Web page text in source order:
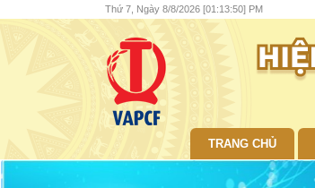
Thứ 7, Ngày 8/8/2026 [01:13:51] PM
TRANG CHỦ